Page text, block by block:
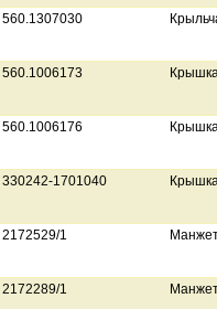
560.1307030
560.1006173
560.1006176
330242-1701040
2172529/1
2172289/1